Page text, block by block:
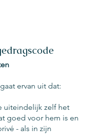
ervan uit dat:
uiteindelijk zelf het
goed voor hem is en
- als in zijn